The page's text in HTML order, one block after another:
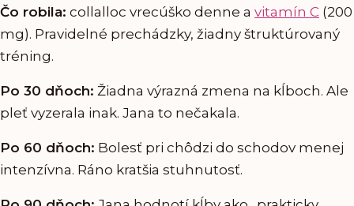
Čo robila: collalloc vrecúško denne a vitamín C (200
mg). Pravidelné prechádzky, žiadny štruktúrovaný
tréning.
Po 30 dňoch: Žiadna výrazná zmena na kĺboch. Ale
pleť vyzerala inak. Jana to nečakala.
Po 60 dňoch: Bolesť pri chôdzi do schodov menej
intenzívna. Ráno kratšia stuhnutosť.